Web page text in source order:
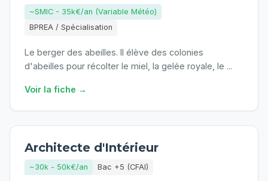
~SMIC - 35k€/an (Variable Météo)
BPREA / Spécialisation
Le berger des abeilles. Il élève des colonies
d'abeilles pour récolter le miel, la gelée royale, le ...
Voir la fiche →
Architecte d'Intérieur
~30k - 50k€/an Bac +5 (CFAI)